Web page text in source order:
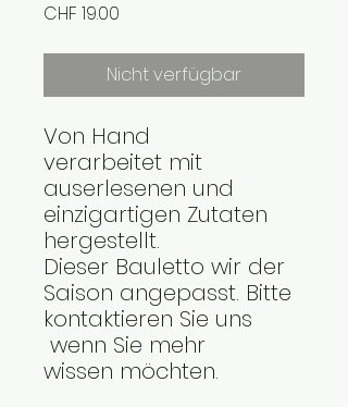
CHF 19.00
Nicht verfügbar
Von Hand
verarbeitet mit
auserlesenen und
einzigartigen Zutaten
hergestellt.
Dieser Bauletto wir der
Saison angepasst. Bitte
kontaktieren Sie uns
wenn Sie mehr
wissen möchten.